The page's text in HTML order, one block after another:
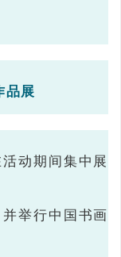
品展
动期间集中展
举行中国书画